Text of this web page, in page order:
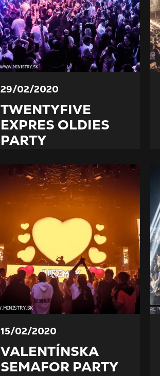
29/02/2020
TWENTYFIVE
EXPRES OLDIES
PARTY
15/02/2020
VALENTÍNSKA
SEMAFOR PARTY